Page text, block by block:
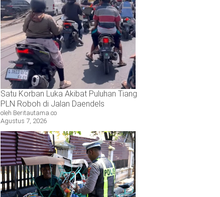
Satu Korban Luka Akibat Puluhan Tiang
PLN Roboh di Jalan Daendels
oleh Beritautama.co
Agustus 7, 2026